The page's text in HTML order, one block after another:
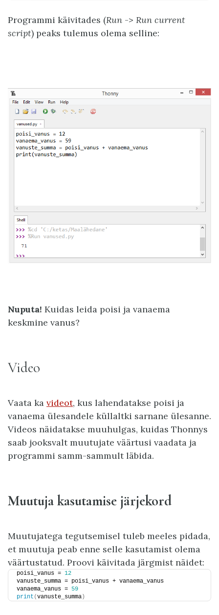
Programmi käivitades (Run -> Run current
script) peaks tulemus olema selline:
Nuputa! Kuidas leida poisi ja vanaema
keskmine vanus?
Video
Vaata ka videot, kus lahendatakse poisi ja
vanaema ülesandele küllaltki sarnane ülesanne.
Videos näidatakse muuhulgas, kuidas Thonnys
saab jooksvalt muutujate väärtusi vaadata ja
programmi samm-sammult läbida.
Muutuja kasutamise järjekord
Muutujatega tegutsemisel tuleb meeles pidada,
et muutuja peab enne selle kasutamist olema
väärtustatud. Proovi käivitada järgmist näidet:
poisi_vanus = 12
vanuste_summa = poisi_vanus + vanaema_vanus
vanaema_vanus = 59
print (vanuste_summa )